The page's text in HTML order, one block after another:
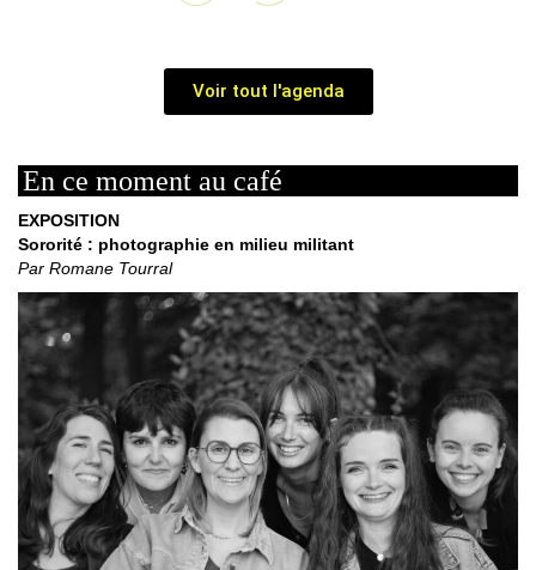
Voir tout l'agenda
En ce moment au café
EXPOSITION
Sororité : photographie en milieu militant
Par Romane Tourral